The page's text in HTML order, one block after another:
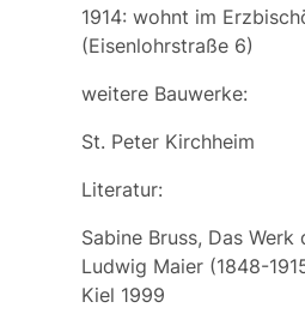
1914: wohnt im
(Eisenlohrstraße 6)
weitere Bauwerke:
St. Peter Kirchheim
Literatur:
Sabine Bruss, Das
Ludwig Maier (1848-
Kiel 1999